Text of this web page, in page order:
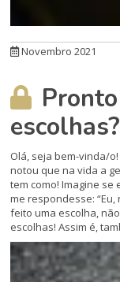
Novembro 2021
escolhas?
Olá, seja bem-vinda/
notou que na vida a
tem como! Imagine se
me respondesse:
feito uma escolha,
escolhas! Assim é,